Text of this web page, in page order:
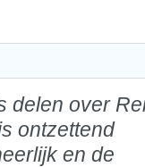
delen over
ontzettend
en de